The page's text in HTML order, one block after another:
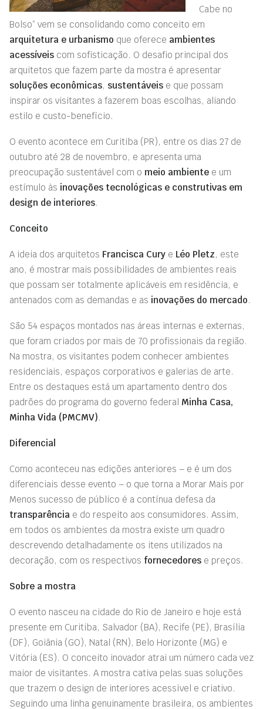
Cabe no
Bolso” vem se consolidando como conceito em
arquitetura e urbanismo que oferece ambientes
acessíveis com sofisticação. O desafio principal dos
arquitetos que fazem parte da mostra é apresentar
soluções econômicas, sustentáveis e que possam
inspirar os visitantes a fazerem boas escolhas, aliando
estilo e custo-benefício.
O evento acontece em Curitiba (PR), entre os dias 27 de
outubro até 28 de novembro, e apresenta uma
preocupação sustentável com o meio ambiente e um
estímulo às inovações tecnológicas e construtivas em
design de interiores.
Conceito
A ideia dos arquitetos Francisca Cury e Léo Pletz, este
ano, é mostrar mais possibilidades de ambientes reais
que possam ser totalmente aplicáveis em residência, e
antenados com as demandas e as inovações do mercado.
São 54 espaços montados nas áreas internas e externas,
que foram criados por mais de 70 profissionais da região.
Na mostra, os visitantes podem conhecer ambientes
residenciais, espaços corporativos e galerias de arte.
Entre os destaques está um apartamento dentro dos
padrões do programa do governo federal Minha Casa,
Minha Vida (PMCMV).
Diferencial
Como aconteceu nas edições anteriores – e é um dos
diferenciais desse evento – o que torna a Morar Mais por
Menos sucesso de público é a contínua defesa da
transparência e do respeito aos consumidores. Assim,
em todos os ambientes da mostra existe um quadro
descrevendo detalhadamente os itens utilizados na
decoração, com os respectivos fornecedores e preços.
Sobre a mostra
O evento nasceu na cidade do Rio de Janeiro e hoje está
presente em Curitiba, Salvador (BA), Recife (PE), Brasília
(DF), Goiânia (GO), Natal (RN), Belo Horizonte (MG) e
Vitória (ES). O conceito inovador atrai um número cada vez
maior de visitantes. A mostra cativa pelas suas soluções
que trazem o design de interiores acessível e criativo.
Seguindo uma linha genuinamente brasileira, os ambientes